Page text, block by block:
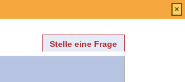
Stelle eine Frage
×